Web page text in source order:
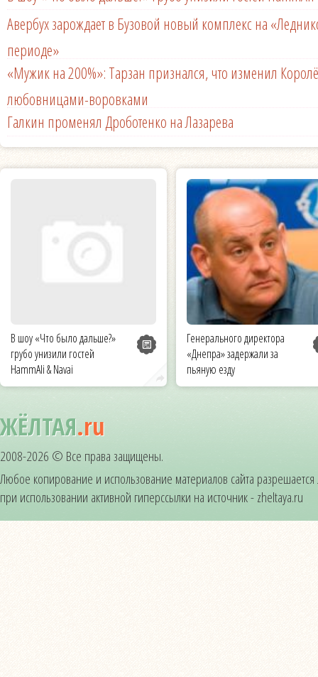
Авербух зарождает в Бузовой новый комплекс на
периоде»
«Мужик на 200%»: Тарзан признался, что изменил
любовницами-воровками
Галкин променял Дроботенко на Лазарева
В шоу «Что было дальше?»
грубо унизили гостей
HammAli & Navai
Генерального директора
«Днепра» задержали за
пьяную езду
ЖЁЛТАЯ.ru
2008-2026 © Все права защищены.
Любое копирование и использование материалов сайта
при использовании активной гиперссылки на источник - zheltaya.ru